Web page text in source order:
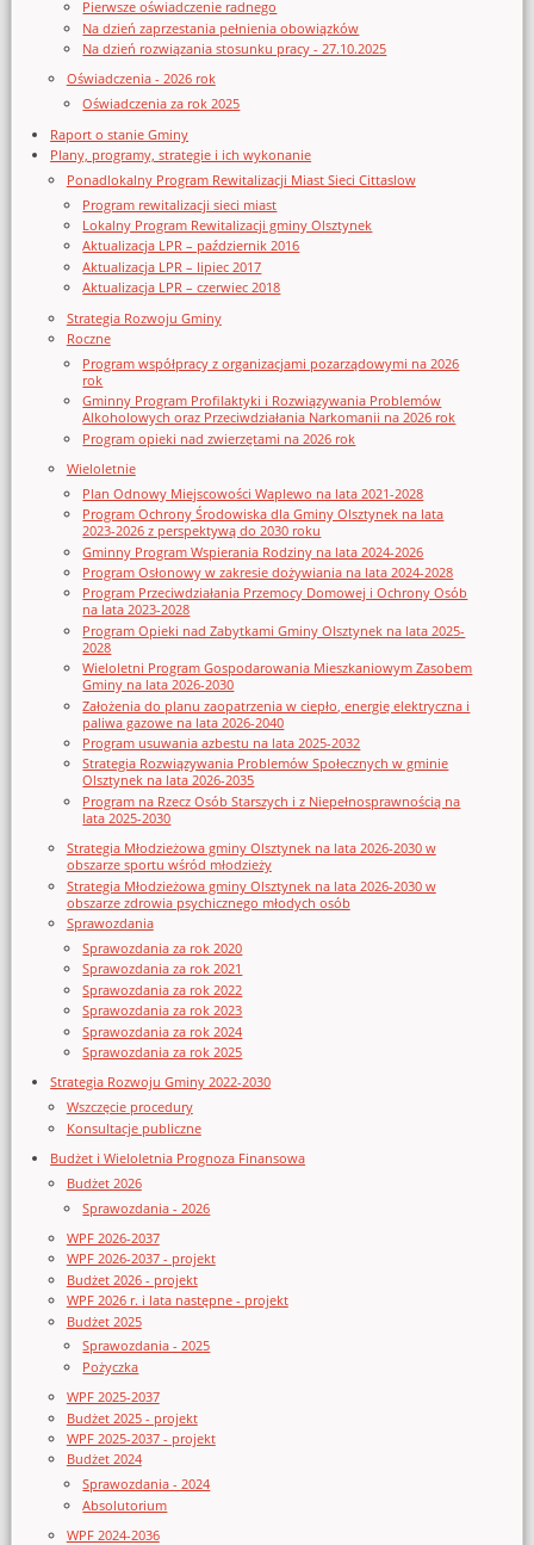
Pierwsze oświadczenie radnego
Na dzień zaprzestania pełnienia obowiązków
Na dzień rozwiązania stosunku pracy - 27.10.2025
Oświadczenia - 2026 rok
Oświadczenia za rok 2025
Raport o stanie Gminy
Plany, programy, strategie i ich wykonanie
Ponadlokalny Program Rewitalizacji Miast Sieci Cittaslow
Program rewitalizacji sieci miast
Lokalny Program Rewitalizacji gminy Olsztynek
Aktualizacja LPR – październik 2016
Aktualizacja LPR – lipiec 2017
Aktualizacja LPR – czerwiec 2018
Strategia Rozwoju Gminy
Roczne
Program współpracy z organizacjami pozarządowymi na 2026
rok
Gminny Program Profilaktyki i Rozwiązywania Problemów
Alkoholowych oraz Przeciwdziałania Narkomanii na 2026 rok
Program opieki nad zwierzętami na 2026 rok
Wieloletnie
Plan Odnowy Miejscowości Waplewo na lata 2021-2028
Program Ochrony Środowiska dla Gminy Olsztynek na lata
2023-2026 z perspektywą do 2030 roku
Gminny Program Wspierania Rodziny na lata 2024-2026
Program Osłonowy w zakresie dożywiania na lata 2024-2028
Program Przeciwdziałania Przemocy Domowej i Ochrony Osób
na lata 2023-2028
Program Opieki nad Zabytkami Gminy Olsztynek na lata 2025-
2028
Wieloletni Program Gospodarowania Mieszkaniowym Zasobem
Gminy na lata 2026-2030
Założenia do planu zaopatrzenia w ciepło, energię elektryczna i
paliwa gazowe na lata 2026-2040
Program usuwania azbestu na lata 2025-2032
Strategia Rozwiązywania Problemów Społecznych w gminie
Olsztynek na lata 2026-2035
Program na Rzecz Osób Starszych i z Niepełnosprawnością na
lata 2025-2030
Strategia Młodzieżowa gminy Olsztynek na lata 2026-2030 w
obszarze sportu wśród młodzieży
Strategia Młodzieżowa gminy Olsztynek na lata 2026-2030 w
obszarze zdrowia psychicznego młodych osób
Sprawozdania
Sprawozdania za rok 2020
Sprawozdania za rok 2021
Sprawozdania za rok 2022
Sprawozdania za rok 2023
Sprawozdania za rok 2024
Sprawozdania za rok 2025
Strategia Rozwoju Gminy 2022-2030
Wszczęcie procedury
Konsultacje publiczne
Budżet i Wieloletnia Prognoza Finansowa
Budżet 2026
Sprawozdania - 2026
WPF 2026-2037
WPF 2026-2037 - projekt
Budżet 2026 - projekt
WPF 2026 r. i lata następne - projekt
Budżet 2025
Sprawozdania - 2025
Pożyczka
WPF 2025-2037
Budżet 2025 - projekt
WPF 2025-2037 - projekt
Budżet 2024
Sprawozdania - 2024
Absolutorium
WPF 2024-2036